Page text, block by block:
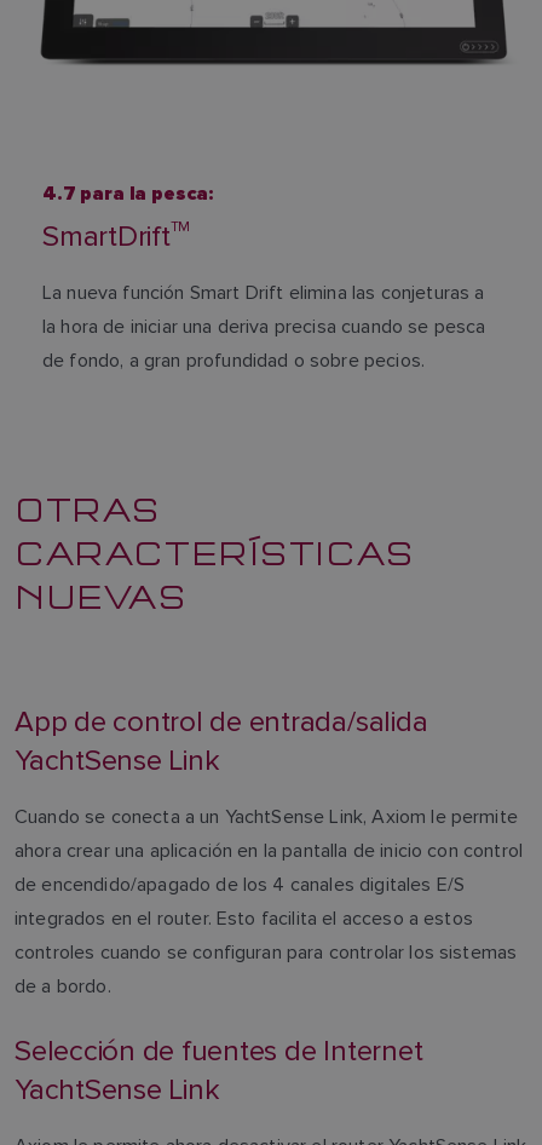
4.7 para la pesca:
SmartDriftTM
La nueva función Smart Drift elimina las conjeturas a
la hora de iniciar una deriva precisa cuando se pesca
de fondo, a gran profundidad o sobre pecios.
OTRAS
CARACTERÍSTICAS
NUEVAS
App de control de entrada/salida
YachtSense Link
Cuando se conecta a un YachtSense Link, Axiom le permite
ahora crear una aplicación en la pantalla de inicio con control
de encendido/apagado de los 4 canales digitales E/S
integrados en el router. Esto facilita el acceso a estos
controles cuando se configuran para controlar los sistemas
de a bordo.
Selección de fuentes de Internet
YachtSense Link